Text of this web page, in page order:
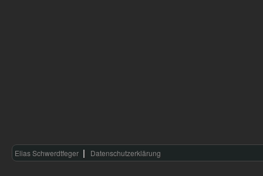
Elias Schwerdtfeger Datenschutzerklärung